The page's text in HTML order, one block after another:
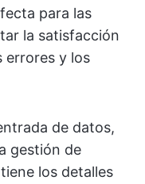
para las
la satisfacción
errores y los
de datos,
gestión de
los detalles